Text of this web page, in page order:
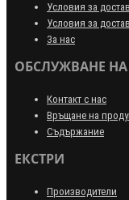
Условия за
Условия за
За нас
ОБСЛУЖВАНЕ
Контакт с нас
Връщане на
Съдържание
ЕКСТРИ
Производители